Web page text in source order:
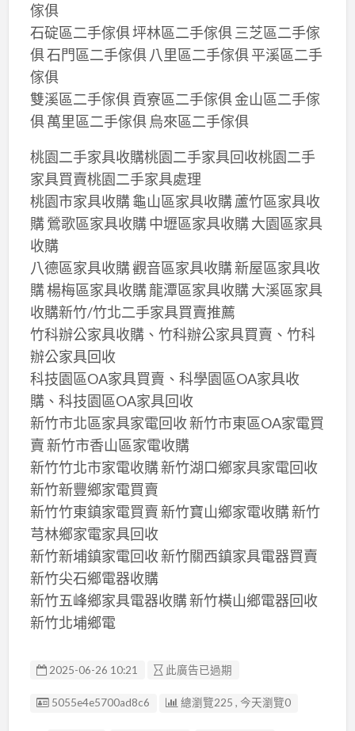
傢俱
石碇區二手傢俱 坪林區二手傢俱 三芝區二手傢
俱 石門區二手傢俱 八里區二手傢俱 平溪區二手
傢俱
雙溪區二手傢俱 貢寮區二手傢俱 金山區二手傢
俱 萬里區二手傢俱 烏來區二手傢俱
桃園二手家具收購桃園二手家具回收桃園二手
家具買賣桃園二手家具處理
桃園市家具收購 龜山區家具收購 蘆竹區家具收
購 鶯歌區家具收購 中壢區家具收購 大園區家具
收購
八德區家具收購 觀音區家具收購 新屋區家具收
購 楊梅區家具收購 龍潭區家具收購 大溪區家具
收購新竹/竹北二手家具買賣推薦
竹科辦公家具收購、竹科辦公家具買賣、竹科
辦公家具回收
科技園區OA家具買賣、科學園區OA家具收
購、科技園區OA家具回收
新竹市北區家具家電回收 新竹市東區OA家電買
賣 新竹市香山區家電收購
新竹竹北市家電收購 新竹湖口鄉家具家電回收
新竹新豐鄉家電買賣
新竹竹東鎮家電買賣 新竹寶山鄉家電收購 新竹
芎林鄉家電家具回收
新竹新埔鎮家電回收 新竹關西鎮家具電器買賣
新竹尖石鄉電器收購
新竹五峰鄉家具電器收購 新竹橫山鄉電器回收
新竹北埔鄉電
2025-06-26 10:21 此廣告已過期
廣告编號
5055e4e5700ad8c6 總瀏覽225 , 今天瀏覽0